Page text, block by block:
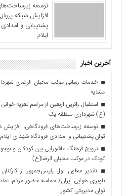
توسعه
افزایش شبکه
پشتیبانی و
ایلام
آخرین اخبار
مشایه
استقبال زائرین اربعین از مراسم تعزیه
(ع) شهرداری منطقه یک
توسعه زیرساخت‌های فرودگاهی، افزایش
توان پشتیبانی و امدادی فرودگاه شهدای ایلام
ترویج فرهنگ عاشورایی بین کودکان و
کودک در موکب محبان الرضا(ع)
تقدیر معاون اول رئیس‌جمهور از
ناوبری هوایی ایران/ حماسه حضور مردم،
توان مدیریتی کشور